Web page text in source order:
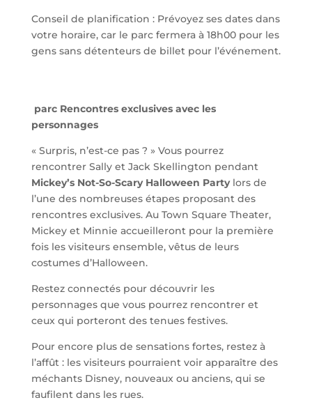
Conseil de planification : Prévoyez ses dates dans
votre horaire, car le parc fermera à 18h00 pour les
gens sans détenteurs de billet pour l’événement.
parc Rencontres exclusives avec les
personnages
« Surpris, n’est-ce pas ? » Vous pourrez
rencontrer Sally et Jack Skellington pendant
Mickey’s Not-So-Scary Halloween Partylors de
l’une des nombreuses étapes proposant des
rencontres exclusives. Au Town Square Theater,
Mickey et Minnie accueilleront pour la première
fois les visiteurs ensemble, vêtus de leurs
costumes d’Halloween.
Restez connectés pour découvrir les
personnages que vous pourrez rencontrer et
ceux qui porteront des tenues festives.
Pour encore plus de sensations fortes, restez à
l’affût : les visiteurs pourraient voir apparaître des
méchants Disney, nouveaux ou anciens, qui se
faufilent dans les rues.